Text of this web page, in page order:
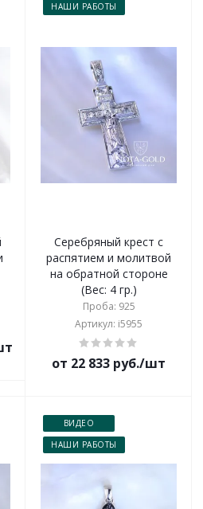
НАШИ РАБОТЫ
Серебряный крест с
распятием и молитвой
на обратной стороне
(Вес: 4 гр.)
Проба: 925
Артикул: i5955
от 22 833 руб./шт
ВИДЕО
НАШИ РАБОТЫ